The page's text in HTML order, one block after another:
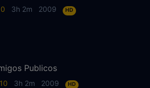
3h 2m 2009 HD
Publicos
3h 2m 2009 HD